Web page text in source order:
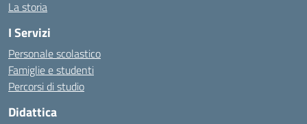
La storia
I Servizi
Personale scolastico
Famiglie e studenti
Percorsi di studio
Didattica